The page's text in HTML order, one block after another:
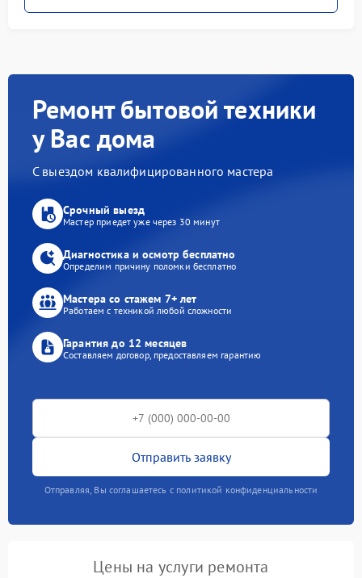
Ремонт бытовой техники
у Вас дома
С выездом квалифицированного мастера
Срочный выезд
Мастер приедет уже через 30 минут
Диагностика и осмотр бесплатно
Определим причину поломки бесплатно
Мастера со стажем 7+ лет
Работаем с техникой любой сложности
Гарантия до 12 месяцев
Составляем договор, предоставляем гарантию
Отправить заявку
Отправляя, Вы соглашаетесь с политикой конфиденциальности
Цены на услуги ремонта